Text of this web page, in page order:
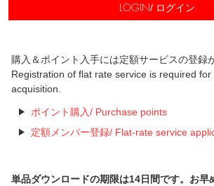
LOGIN/ ログイン
購入＆ポイント入手には定額サービスの登録
Registration of flat rate service is required
acquisition.
ポイント購入/ Purchase points
定額メンバー登録/ Flat-rate service
単品ダウンロードの期限は14日間です。お早